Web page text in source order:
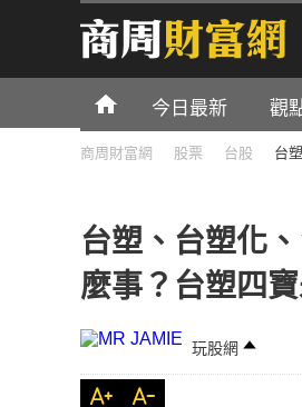
今日最新 觀
商周財富網 股票 台股 台
台塑、台塑化
麼事？台塑四
玩股網